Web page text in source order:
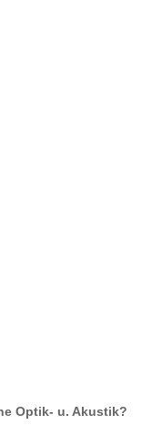
Optik- u. Akustik?